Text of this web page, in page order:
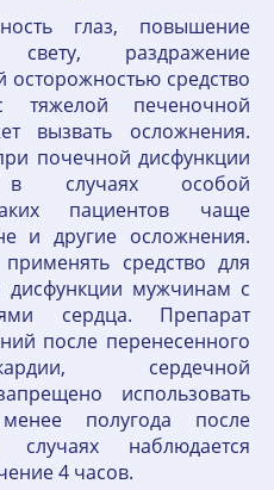
глаз, повышение
свету, раздражение
средство
тяжелой печеночной
вызвать осложнения.
почечной дисфункции
случаях особой
пациентов чаще
и другие осложнения.
средство для
дисфункции мужчинам с
сердца. Препарат
после перенесенного
сердечной
использовать
полугода после
наблюдается
4 часов.